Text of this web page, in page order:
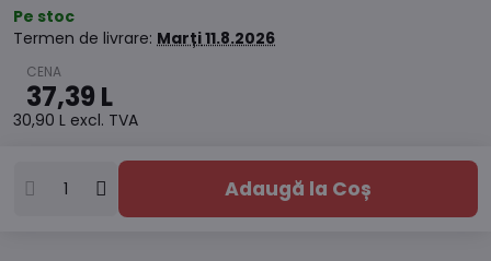
Pe stoc
Termen de livrare: Marți11.8.2026
37,39 L
30,90 L excl. TVA
Adaugă la Coș